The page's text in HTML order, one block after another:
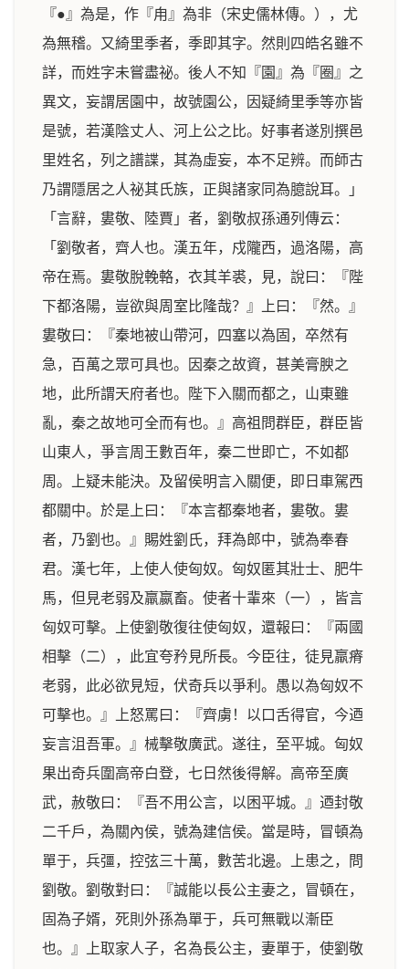
『●』為是，作『甪』為非（宋史儒林傳。），尤
為無稽。又綺里季者，季即其字。然則四皓名雖不
詳，而姓字未嘗盡祕。後人不知『園』為『圈』之
異文，妄謂居園中，故號園公，因疑綺里季等亦皆
是號，若漢陰丈人、河上公之比。好事者遂別撰邑
里姓名，列之譜諜，其為虛妄，本不足辨。而師古
乃謂隱居之人祕其氏族，正與諸家同為臆說耳。」
「言辭，婁敬、陸賈」者，劉敬叔孫通列傳云：
「劉敬者，齊人也。漢五年，戍隴西，過洛陽，高
帝在焉。婁敬脫輓輅，衣其羊裘，見，說曰：『陛
下都洛陽，豈欲與周室比隆哉？』上曰：『然。』
婁敬曰：『秦地被山帶河，四塞以為固，卒然有
急，百萬之眾可具也。因秦之故資，甚美膏腴之
地，此所謂天府者也。陛下入關而都之，山東雖
亂，秦之故地可全而有也。』高祖問群臣，群臣皆
山東人，爭言周王數百年，秦二世即亡，不如都
周。上疑未能決。及留侯明言入關便，即日車駕西
都關中。於是上曰：『本言都秦地者，婁敬。婁
者，乃劉也。』賜姓劉氏，拜為郎中，號為奉春
君。漢七年，上使人使匈奴。匈奴匿其壯士、肥牛
馬，但見老弱及羸嬴畜。使者十輩來（一），皆言
匈奴可擊。上使劉敬復往使匈奴，還報曰：『兩國
相擊（二），此宜夸矜見所長。今臣往，徒見羸瘠
老弱，此必欲見短，伏奇兵以爭利。愚以為匈奴不
可擊也。』上怒罵曰：『齊虜！以口舌得官，今迺
妄言沮吾軍。』械擊敬廣武。遂往，至平城。匈奴
果出奇兵圍高帝白登，七日然後得解。高帝至廣
武，赦敬曰：『吾不用公言，以困平城。』迺封敬
二千戶，為關內侯，號為建信侯。當是時，冒頓為
單于，兵彊，控弦三十萬，數苦北邊。上患之，問
劉敬。劉敬對曰：『誠能以長公主妻之，冒頓在，
固為子婿，死則外孫為單于，兵可無戰以漸臣
也。』上取家人子，名為長公主，妻單于，使劉敬